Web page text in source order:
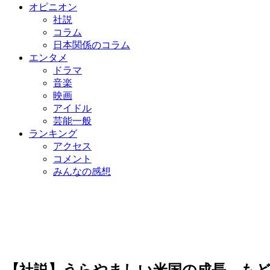
オピニオン
社説
コラム
日本関係のコラム
エンタメ
ドラマ
音楽
映画
アイドル
芸能一般
ランキング
アクセス
コメント
みんなの感想